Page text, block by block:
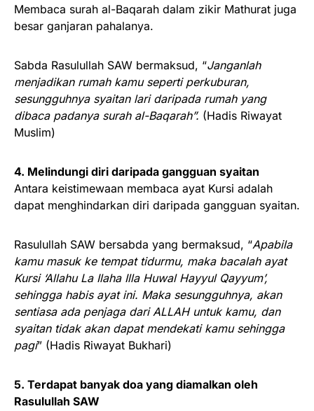
Membaca surah al-Baqarah dalam zikir Mathurat juga
besar ganjaran pahalanya.
Sabda Rasulullah SAW bermaksud, “Janganlah
menjadikan rumah kamu seperti perkuburan,
sesungguhnya syaitan lari daripada rumah yang
dibaca padanya surah al-Baqarah”. (Hadis Riwayat
Muslim)
4. Melindungi diri daripada gangguan syaitan
Antara keistimewaan membaca ayat Kursi adalah
dapat menghindarkan diri daripada gangguan syaitan.
Rasulullah SAW bersabda yang bermaksud, “Apabila
kamu masuk ke tempat tidurmu, maka bacalah ayat
Kursi ‘Allahu La Ilaha Illa Huwal Hayyul Qayyum’,
sehingga habis ayat ini. Maka sesungguhnya, akan
sentiasa ada penjaga dari ALLAH untuk kamu, dan
syaitan tidak akan dapat mendekati kamu sehingga
pagi” (Hadis Riwayat Bukhari)
5. Terdapat banyak doa yang diamalkan oleh
Rasulullah SAW